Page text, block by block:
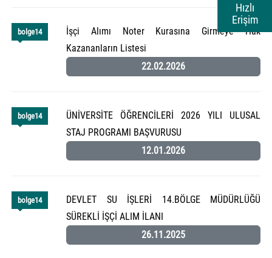
Hızlı
Erişim
bolge14
İşçi Alımı Noter Kurasına Girmeye Hak
Kazananların Listesi
22.02.2026
bolge14
ÜNİVERSİTE ÖĞRENCİLERİ 2026 YILI ULUSAL
STAJ PROGRAMI BAŞVURUSU
12.01.2026
bolge14
DEVLET SU İŞLERİ 14.BÖLGE MÜDÜRLÜĞÜ
SÜREKLİ İŞÇİ ALIM İLANI
26.11.2025